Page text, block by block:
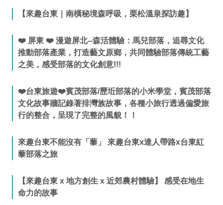
【來趣台東｜南橫秘境森呼吸，栗松溫泉探訪趣】
❤️ 屏東 ❤️ 漫遊屏北--森活體驗：馬兒部落，追尋文化
推動部落產業，打造藝文原鄉，共同體驗部落傳統工藝
之美，感受部落的文化創意!!!
❤️台東旅遊❤️賓茂部落/歷坵部落的小米學堂，賓茂部落
文化故事牆記錄著排灣族故事，各種小旅行透過偏愛旅
行的整合，呈現了完整的風貌！！
來趣台東不能沒有「藜」 來趣台東x達人帶路x台東紅
藜部落之旅
【來趣台東 x 地方創生 x 近郊農村體驗】 感受在地生
命力的故事